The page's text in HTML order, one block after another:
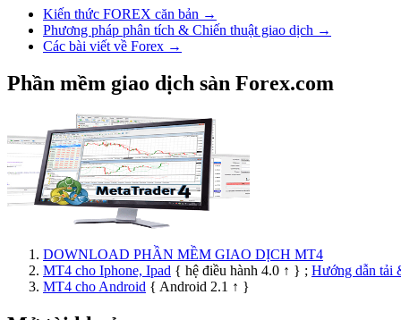
Kiến thức FOREX căn bản →
Phương pháp phân tích & Chiến thuật giao dịch →
Các bài viết về Forex →
Phần mềm giao dịch sàn Forex.com
DOWNLOAD PHẦN MỀM GIAO DỊCH MT4
MT4 cho Iphone, Ipad { hệ điều hành 4.0 ↑ } ; Hướng dẫn tải
MT4 cho Android { Android 2.1 ↑ }